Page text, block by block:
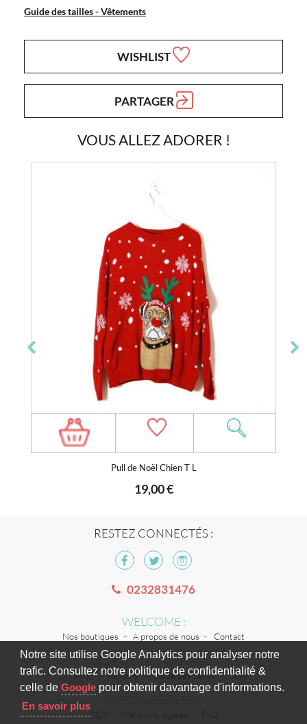
Notre site utilise Google Analytics pour analyser notre
trafic. Consultez notre politique de confidentialité &
celle de Googlepour obtenir davantage d'informations.
En savoir plus
Guide des tailles - Vêtements
WISHLIST
PARTAGER
VOUS ALLEZ ADORER !
Pull de Noël Chien T L
19,00 €
RESTEZ CONNECTÉS :
0232831476
WELCOME :
Nos boutiques A propos de nous Contact
LES + DE TILT VINTAGE :
Livraison Retours Guide des tailles Jobs
CGV